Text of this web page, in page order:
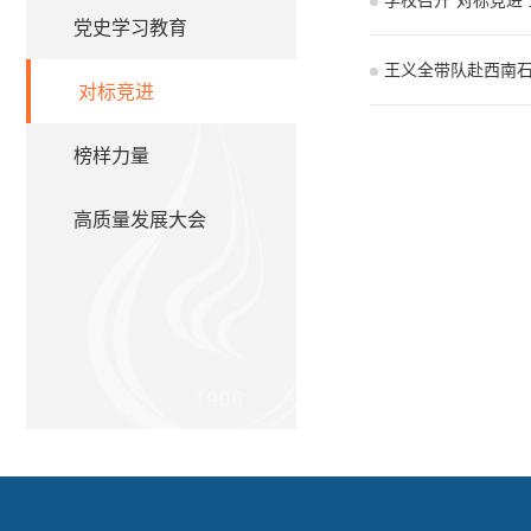
党史学习教育
对标竞进
榜样力量
高质量发展大会
王义全带队赴西南